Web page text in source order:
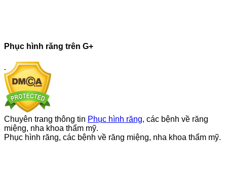
Phục hình răng trên G+
Chuyên trang thông tin Phục hình răng, các bệnh về răng
miệng, nha khoa thẩm mỹ.
Phục hình răng, các bệnh về răng miệng, nha khoa thẩm mỹ.